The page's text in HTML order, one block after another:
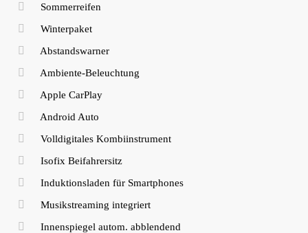
Sommerreifen
Winterpaket
Abstandswarner
Ambiente-Beleuchtung
Apple CarPlay
Android Auto
Volldigitales Kombiinstrument
Isofix Beifahrersitz
Induktionsladen für Smartphones
Musikstreaming integriert
Innenspiegel autom. abblendend